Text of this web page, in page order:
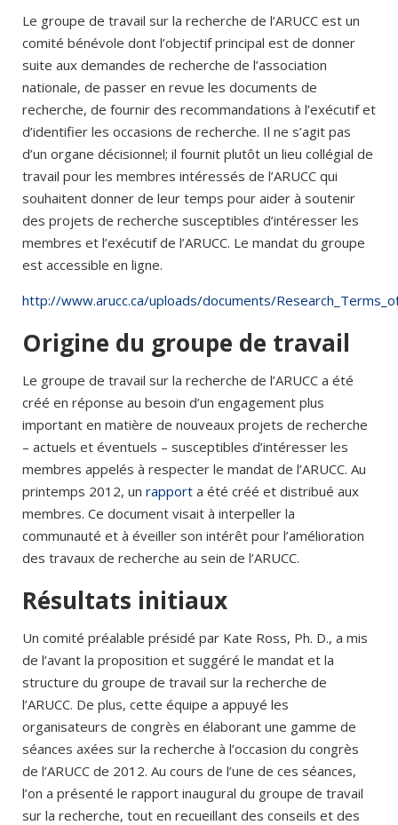
Le groupe de travail sur la recherche de l’ARUCC est un
comité bénévole dont l’objectif principal est de donner
suite aux demandes de recherche de l’association
nationale, de passer en revue les documents de
recherche, de fournir des recommandations à l’exécutif et
d’identifier les occasions de recherche. Il ne s’agit pas
d’un organe décisionnel; il fournit plutôt un lieu collégial de
travail pour les membres intéressés de l’ARUCC qui
souhaitent donner de leur temps pour aider à soutenir
des projets de recherche susceptibles d’intéresser les
membres et l’exécutif de l’ARUCC. Le mandat du groupe
est accessible en ligne.
http://www.arucc.ca/uploads/documents/
Origine du groupe de travail
Le groupe de travail sur la recherche de l’ARUCC a été
créé en réponse au besoin d’un engagement plus
important en matière de nouveaux projets de recherche
– actuels et éventuels – susceptibles d’intéresser les
membres appelés à respecter le mandat de l’ARUCC. Au
printemps 2012, un rapport a été créé et distribué aux
membres. Ce document visait à interpeller la
communauté et à éveiller son intérêt pour l’amélioration
des travaux de recherche au sein de l’ARUCC.
Résultats initiaux
Un comité préalable présidé par Kate Ross, Ph. D., a mis
de l’avant la proposition et suggéré le mandat et la
structure du groupe de travail sur la recherche de
l’ARUCC. De plus, cette équipe a appuyé les
organisateurs de congrès en élaborant une gamme de
séances axées sur la recherche à l’occasion du congrès
de l’ARUCC de 2012. Au cours de l’une de ces séances,
l’on a présenté le rapport inaugural du groupe de travail
sur la recherche, tout en recueillant des conseils et des